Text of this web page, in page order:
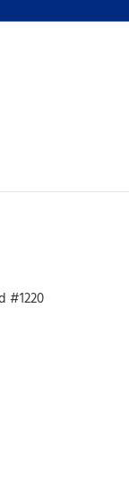
#1220